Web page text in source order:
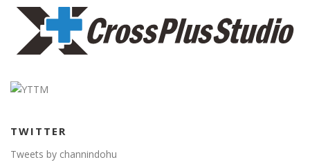
TWITTER
Tweets by channindohu